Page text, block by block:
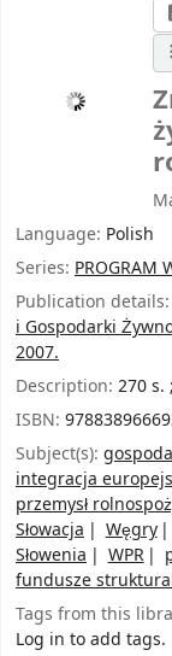
Language: Polish
Series: PROGRAM
Publication details:
i Gospodarki
2007.
Description: 270
ISBN:
Subject(s):
integracja
przemysł
Słowacja
Węgry
Słowenia
WPR
fundusze
Tags from this
Log in to add tags.